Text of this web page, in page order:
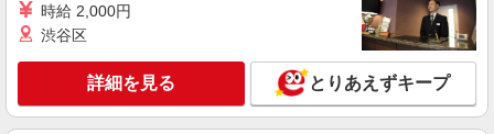
時給 2,000円
渋谷区
詳細を見る とりあえずキープ